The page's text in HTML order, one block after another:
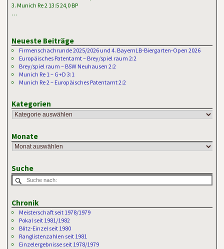
3. Munich Re 2 13:5 24,0 BP
…
Neueste Beiträge
Firmenschachrunde 2025/2026 und 4. BayernLB-Biergarten-Open 2026
Europäisches Patentamt – Brey/spiel raum 2:2
Brey/spiel raum – BSW Neuhausen 2:2
Munich Re 1 – G+D 3:1
Munich Re 2 – Europäisches Patentamt 2:2
Kategorien
Monate
Suche
Chronik
Meisterschaft seit 1978/1979
Pokal seit 1981/1982
Blitz-Einzel seit 1980
Ranglistenzahlen seit 1981
Einzelergebnisse seit 1978/1979